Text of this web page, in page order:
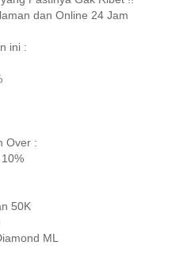
dan Online 24 Jam
ini :
Over :
50K
ML